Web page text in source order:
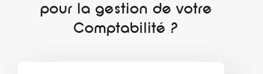
pour la gestion de votre
Comptabilité ?